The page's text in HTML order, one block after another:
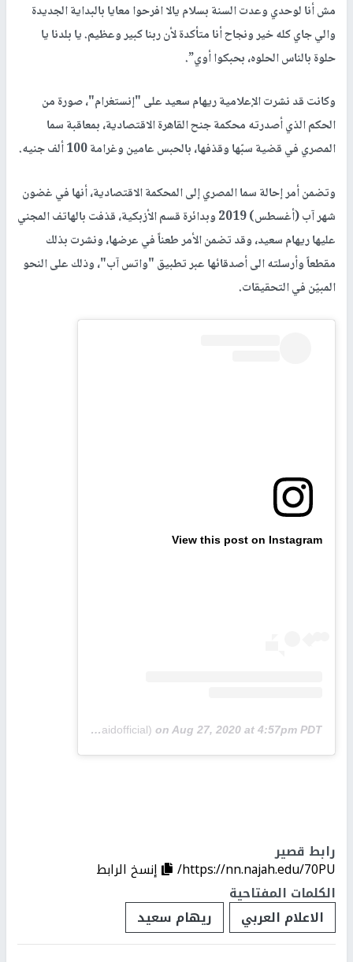
مش أنا لوحدي وعدت السنة بسلام يالا افرحوا معايا بالبداية الجديدة
والي جاي كله خير ونجاح أنا متأكدة لأن ربنا كبير وعظيم. يا بلدنا يا
حلوة بالناس الحلوه، بحبكوا أوي”.
وكانت قد نشرت الإعلامية ريهام سعيد على "إنستغرام"، صورة من
الحكم الذي أصدرته محكمة جنح القاهرة الاقتصادية، بمعاقبة سما
المصري في قضية سبّها وقذفها، بالحبس عامين وغرامة 100 ألف جنيه.
وتضمن أمر إحالة سما المصري إلى المحكمة الاقتصادية، أنها في غضون
شهر آب (أغسطس) 2019 وبدائرة قسم الأزبكية، قذفت بالهاتف المجني
عليها ريهام سعيد، وقد تضمن الأمر طعناً في عرضها، ونشرت بذلك
مقطعاً وأرسلته الى أصدقائها عبر تطبيق "واتس آب"، وذلك على النحو
المبيّن في التحقيقات.
View this post on Instagram
A post shared by Reham Saeed (@rehamsaidofficial) on Aug 27, 2020 at 4:57pm PDT
رابط قصير
https://nn.najah.edu/70PU/
إنسخ الرابط
الكلمات المفتاحية
الاعلام العربي
ريهام سعيد